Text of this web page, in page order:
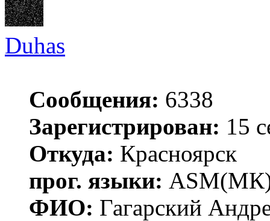
Duhas
Сообщения: 6338
Зарегистрирован: 15
Откуда: Красноярск
прог. языки:
ФИО: Гагарский